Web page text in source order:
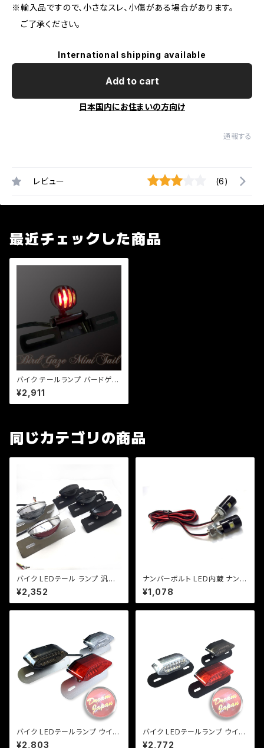
※輸入品ですので、小さなスレ、小傷がある場合があります。
ご了承ください。
International shipping available
Add to cart
日本国内にお住まいの方向け
通報する
レビュー (6)
最近チェックした商品
バイク テールランプ バードゲー
ジ ミニテールランプ【ブラック】
汎用/ビンテージ/アメリカン/マ
グナ/ドラッグスター/SR/TW/エ
¥2,911
同じカテゴリの商品
バイク LEDテール ランプ 汎用
ナンバー灯付 ミニタイプ 【ブラッ
ク】カスタム テール エイプ モン
キー SR マグナ FTR 【レンジ
¥2,352
ナンバーボルト LED内蔵 ナンバ
ー灯/2個セット【ブラック】 ＬＥＤ
爆光/1W/車検/原付/ネイキッド/
アメリカン/汎用/【クリックポスト
¥1,078
バイク LEDテールランプ ウイン
カー 一体型テール ルーカステ
¥2,803
バイク LEDテールランプ ウイン
カー 一体型テール【レンズ色選
¥2,772